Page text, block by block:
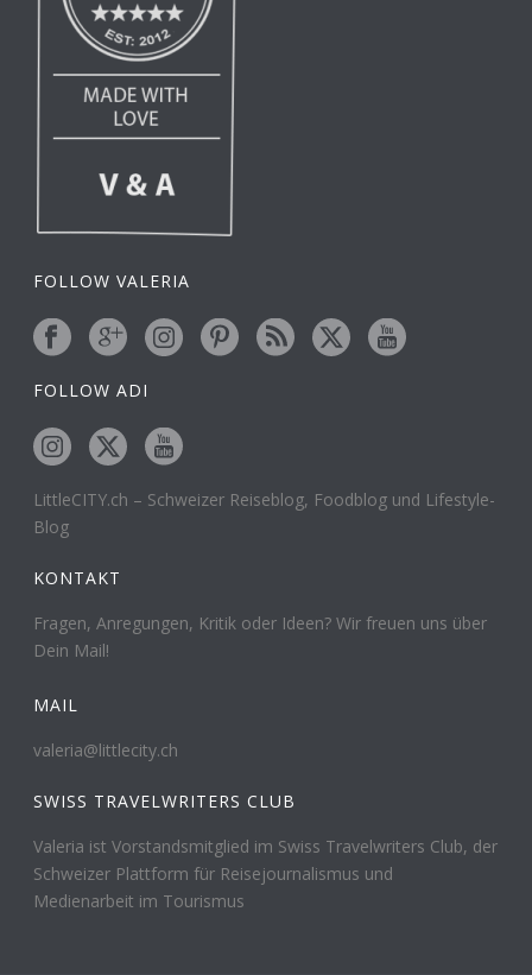
FOLLOW VALERIA
FOLLOW ADI
LittleCITY.ch – Schweizer Reiseblog, Foodblog und Lifestyle-
Blog
KONTAKT
Fragen, Anregungen, Kritik oder Ideen? Wir freuen uns über
Dein Mail!
MAIL
valeria@littlecity.ch
SWISS TRAVELWRITERS CLUB
Valeria ist Vorstandsmitglied im Swiss Travelwriters Club, der
Schweizer Plattform für Reisejournalismus und
Medienarbeit im Tourismus